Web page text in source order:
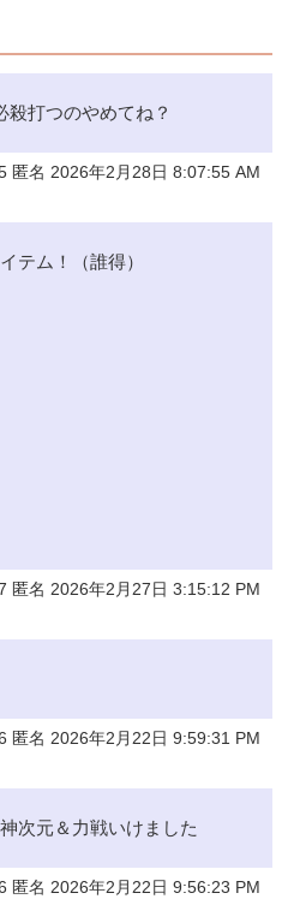
殺打つのやめてね？
匿名 2026年2月28日 8:07:55 AM
テム！（誰得）
匿名 2026年2月27日 3:15:12 PM
匿名 2026年2月22日 9:59:31 PM
次元＆力戦いけました
匿名 2026年2月22日 9:56:23 PM